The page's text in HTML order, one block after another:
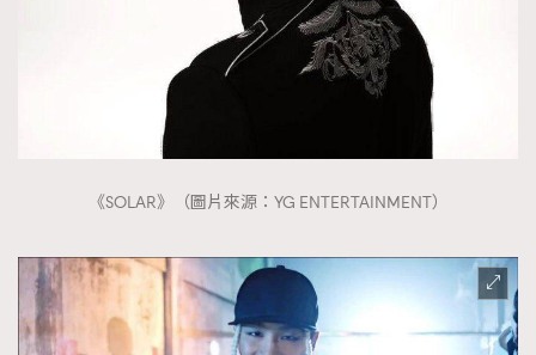
《SOLAR》（圖片來源：YG ENTERTAINMENT）